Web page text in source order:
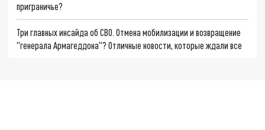
приграничье?
Три главных инсайда об СВО. Отмена мобилизации и возвращение
"генерала Армагеддона"? Отличные новости, которые ждали все